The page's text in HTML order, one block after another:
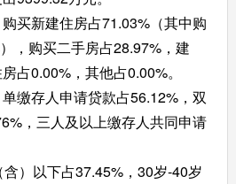
新建住房占71.03%（其中购
，购买二手房占28.97%，建
占0.00%，其他占0.00%。
存人申请贷款占56.12%，双
，三人及以上缴存人共同申请
）以下占37.45%，30岁-40岁